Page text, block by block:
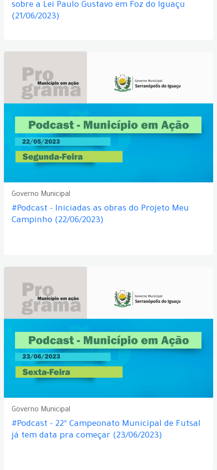
sobre a Lei Paulo Gustavo em Foz do Iguaçu
(21/06/2023)
Governo Municipal
#Podcast - Iniciadas as obras do Projeto Meu
Campinho (22/06/2023)
Governo Municipal
#Podcast - 22º Campeonato Municipal de Futsal
já tem data pra começar (23/06/2023)